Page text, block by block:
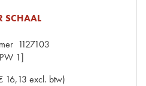
SCHAAL
1127103
1]
16,13 excl. btw)